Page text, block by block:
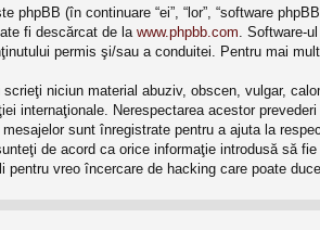
phpBB (în continuare “ei”, “lor”, “software
fi descărcat de la www.phpbb.com . Software-
permis şi/sau a conduitei. Pentru mai
niciun material abuziv, obscen, vulgar,
internaţionale. Nerespectarea acestor
sunt înregistrate pentru a ajuta la
de acord ca orice informaţie introdusă să
pentru vreo încercare de hacking care poate